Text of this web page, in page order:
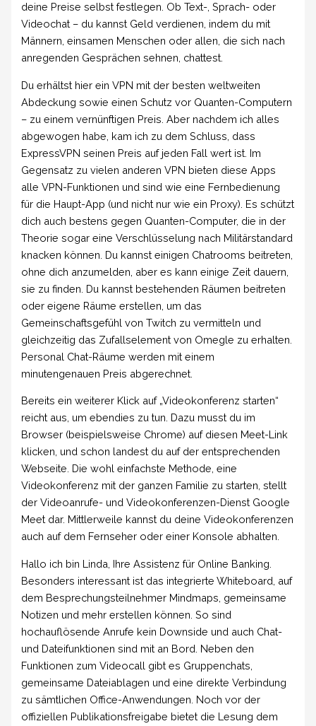
deine Preise selbst festlegen. Ob Text-, Sprach- oder
Videochat – du kannst Geld verdienen, indem du mit
Männern, einsamen Menschen oder allen, die sich nach
anregenden Gesprächen sehnen, chattest.
Du erhältst hier ein VPN mit der besten weltweiten
Abdeckung sowie einen Schutz vor Quanten-Computern
– zu einem vernünftigen Preis. Aber nachdem ich alles
abgewogen habe, kam ich zu dem Schluss, dass
ExpressVPN seinen Preis auf jeden Fall wert ist. Im
Gegensatz zu vielen anderen VPN bieten diese Apps
alle VPN-Funktionen und sind wie eine Fernbedienung
für die Haupt-App (und nicht nur wie ein Proxy). Es schützt
dich auch bestens gegen Quanten-Computer, die in der
Theorie sogar eine Verschlüsselung nach Militärstandard
knacken können. Du kannst einigen Chatrooms beitreten,
ohne dich anzumelden, aber es kann einige Zeit dauern,
sie zu finden. Du kannst bestehenden Räumen beitreten
oder eigene Räume erstellen, um das
Gemeinschaftsgefühl von Twitch zu vermitteln und
gleichzeitig das Zufallselement von Omegle zu erhalten.
Personal Chat-Räume werden mit einem
minutengenauen Preis abgerechnet.
Bereits ein weiterer Klick auf „Videokonferenz starten“
reicht aus, um ebendies zu tun. Dazu musst du im
Browser (beispielsweise Chrome) auf diesen Meet-Link
klicken, und schon landest du auf der entsprechenden
Webseite. Die wohl einfachste Methode, eine
Videokonferenz mit der ganzen Familie zu starten, stellt
der Videoanrufe- und Videokonferenzen-Dienst Google
Meet dar. Mittlerweile kannst du deine Videokonferenzen
auch auf dem Fernseher oder einer Konsole abhalten.
Hallo ich bin Linda, Ihre Assistenz für Online Banking.
Besonders interessant ist das integrierte Whiteboard, auf
dem Besprechungsteilnehmer Mindmaps, gemeinsame
Notizen und mehr erstellen können. So sind
hochauflösende Anrufe kein Downside und auch Chat-
und Dateifunktionen sind mit an Bord. Neben den
Funktionen zum Videocall gibt es Gruppenchats,
gemeinsame Dateiablagen und eine direkte Verbindung
zu sämtlichen Office-Anwendungen. Noch vor der
offiziellen Publikationsfreigabe bietet die Lesung dem